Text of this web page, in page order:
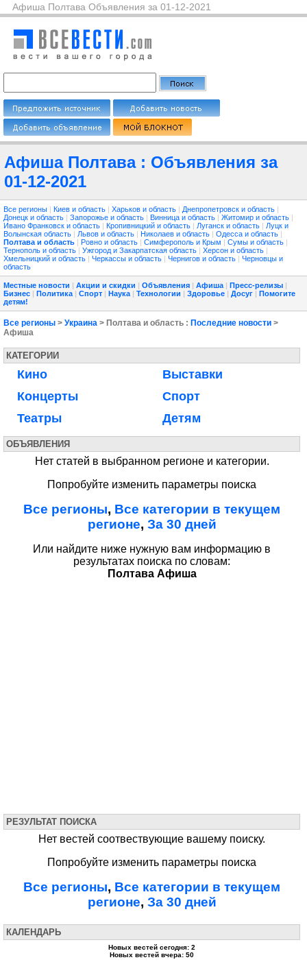
Афиша Полтава Объявления за 01-12-2021
Афиша Полтава : Объявления за
01-12-2021
Все регионы | Киев и область | Харьков и область | Днепропетровск и область |
Донецк и область | Запорожье и область | Винница и область | Житомир и область |
Ивано Франковск и область | Кропивницкий и область | Луганск и область | Луцк и
Волынская область | Львов и область | Николаев и область | Одесса и область |
Полтава и область | Ровно и область | Симферополь и Крым | Сумы и область |
Тернополь и область | Ужгород и Закарпатская область | Херсон и область |
Хмельницкий и область | Черкассы и область | Чернигов и область | Черновцы и
область
Местные новости | Акции и скидки | Объявления | Афиша | Пресс-релизы |
Бизнес | Политика | Спорт | Наука | Технологии | Здоровье | Досуг | Помогите
детям!
Все регионы > Украина > Полтава и область : Последние новости >
Афиша
КАТЕГОРИИ
Кино
Концерты
Театры
Выставки
Спорт
Детям
ОБЪЯВЛЕНИЯ
Нет статей в выбранном регионе и категории.
Попробуйте изменить параметры поиска
Все регионы, Все категории в текущем
регионе, За 30 дней
Или найдите ниже нужную вам информацию в
результатах поиска по словам:
Полтава Афиша
РЕЗУЛЬТАТ ПОИСКА
Нет вестей соотвествующие вашему поиску.
Попробуйте изменить параметры поиска
Все регионы, Все категории в текущем
регионе, За 30 дней
КАЛЕНДАРЬ
Новых вестей сегодня: 2
Новых вестей вчера: 50